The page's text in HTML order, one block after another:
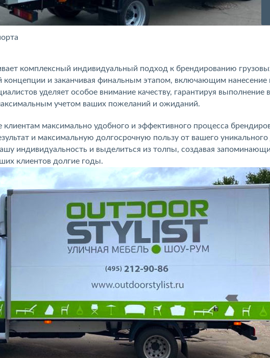
комплексный индивидуальный подход к брендированию
концепции и заканчивая финальным этапом, включающим нанесение
уделяет особое внимание качеству, гарантируя выполнение
учетом ваших пожеланий и ожиданий.
максимально удобного и эффективного процесса
и максимальную долгосрочную пользу от вашего
индивидуальность и выделиться из толпы, создавая
клиентов долгие годы.